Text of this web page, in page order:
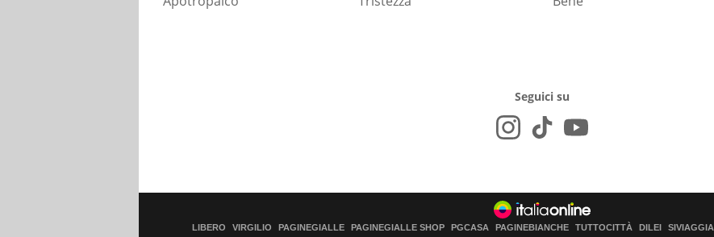
Seguici su
LIBERO VIRGILIO PAGINEGIALLE PAGINEGIALLE SHOP PGCASA PAGINEBIANCHE TUTTOCITTÀ DILEI SIVIAGGIA